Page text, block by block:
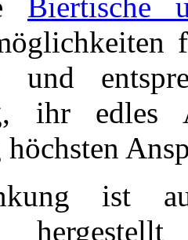
und
ihr edles
ist